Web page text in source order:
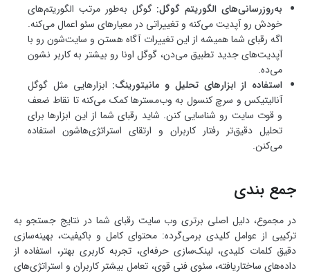
به‌روزرسانی‌های الگوریتم گوگل: گوگل به‌طور مرتب الگوریتم‌های
خودش رو آپدیت می‌کنه و تغییراتی در معیارهای سئو اعمال می‌کنه.
اگه رقبای شما همیشه از این تغییرات آگاه هستن و سایت‌شون رو با
آپدیت‌های جدید تطبیق می‌دن، گوگل اونا رو بیشتر به کاربر نشون
می‌ده.
استفاده از ابزارهای تحلیل و مانیتورینگ: ابزارهایی مثل گوگل
آنالیتیکس و سرچ کنسول به وب‌مسترها کمک می‌کنه تا نقاط ضعف
و قوت سایت رو شناسایی کنن. شاید رقبای شما از این ابزارها برای
تحلیل دقیق‌تر رفتار کاربران و ارتقای استراتژی‌هاشون استفاده
می‌کنن.
جمع بندی
در مجموع، دلیل اصلی برتری وب سایت رقبای شما در نتایج جستجو به
ترکیبی از عوامل کلیدی برمی‌گرده: محتوای کامل و باکیفیت، بهینه‌سازی
دقیق کلمات کلیدی، لینک‌سازی حرفه‌ای، تجربه کاربری بهتر، استفاده از
داده‌های ساختاریافته، سئوی فنی قوی، تعامل بیشتر کاربران و استراتژی‌های